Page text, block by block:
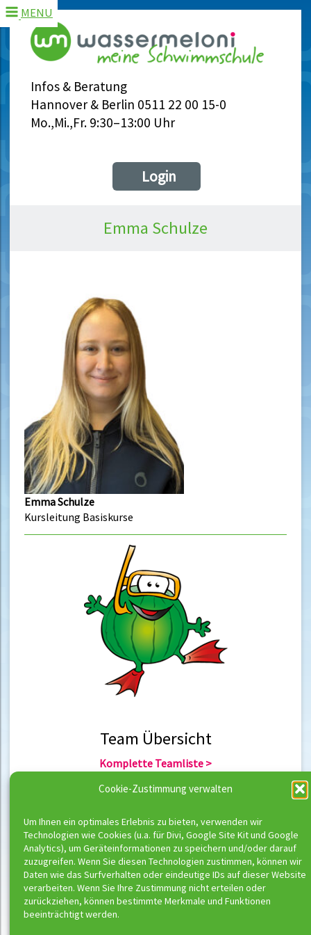
Cookie-Zustimmung verwalten
Um Ihnen ein optimales Erlebnis zu bieten, verwenden wir
Technologien wie Cookies (u.a. für Divi, Google Site Kit und Google
Analytics), um Geräteinformationen zu speichern und/oder darauf
zuzugreifen. Wenn Sie diesen Technologien zustimmen, können wir
Daten wie das Surfverhalten oder eindeutige IDs auf dieser Website
verarbeiten. Wenn Sie Ihre Zustimmung nicht erteilen oder
zurückziehen, können bestimmte Merkmale und Funktionen
beeinträchtigt werden.
Infos & Beratung
Hannover & Berlin 0511 22 00 15-0
Mo.,Mi.,Fr. 9:30–13:00 Uhr
MENU
Login
Emma Schulze
Emma Schulze
Kursleitung Basiskurse
Team Übersicht
Komplette Teamliste >
Team Hannover >
Team Übersicht
Komplette Trainerliste >
Trainer Berlin >
Trainer Hannover >